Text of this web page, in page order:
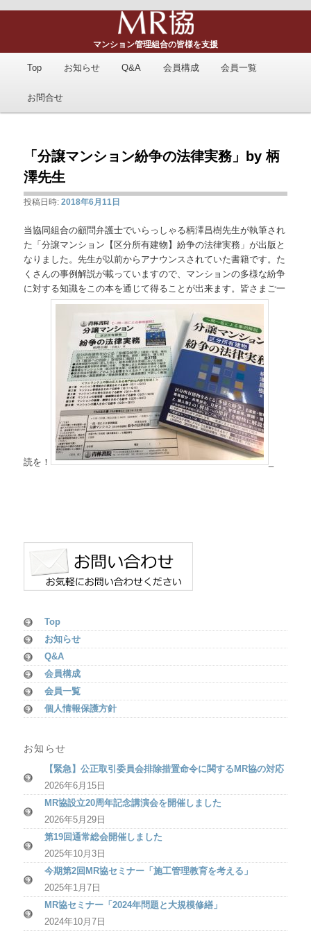
マンション管理組合の皆様を支援
メ
メ
イ
コ
ン
ン
ツ
Top お知らせ Q&A 会員構成 会員一覧
お問合せ
「分譲マンション紛争の法律実務」by 柄
澤先生
投稿日時:2018年6月11日
当協同組合の顧問弁護士でいらっしゃる柄澤昌樹先生が執筆され
た「分譲マンション【区分所有建物】紛争の法律実務」が出版と
なりました。先生が以前からアナウンスされていた書籍です。た
くさんの事例解説が載っていますので、マンションの多様な紛争
に対する知識をこの本を通じて得ることが出来ます。皆さまご一
読を！
Top
お知らせ
Q&A
会員構成
会員一覧
個人情報保護方針
お知らせ
【緊急】公正取引委員会排除措置命令に関するMR協の対応
2026年6月15日
MR協設立20周年記念講演会を開催しました
2026年5月29日
第19回通常総会開催しました
2025年10月3日
今期第2回MR協セミナー「施工管理教育を考える」
2025年1月7日
MR協セミナー「2024年問題と大規模修繕」
2024年10月7日